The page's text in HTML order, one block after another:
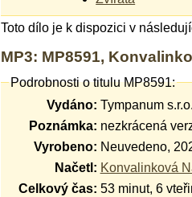
Toto dílo je k dispozici v
MP3: MP8591,
Podrobnosti o titulu MP8591:
Vydáno: Tympanum
Poznámka: nezkrácená
Vyrobeno: Neuvedeno,
Načetl: Konvalinková
Celkový čas: 53 minut, 6